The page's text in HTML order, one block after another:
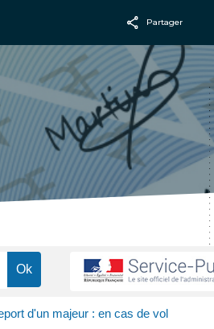
Partager
Facebook
Email
d'un majeur : en cas de vol